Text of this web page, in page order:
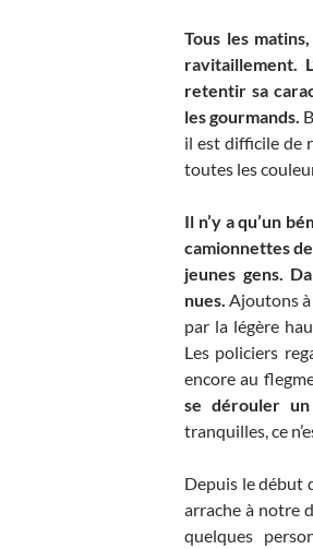
Tous les
ravitaillement.
retentir sa
les gourmands.
il est difficile de
toutes les
Il n’y a qu’un
camionnettes
jeunes gens.
nues. Ajoutons à
par la légère
Les policiers
encore au
se dérouler
tranquilles, ce
Depuis le début
arrache à notre
quelques